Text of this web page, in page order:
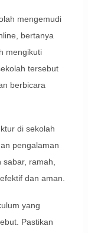
mengemudi
bertanya
mengikuti
tersebut
berbicara
di sekolah
pengalaman
ramah,
dan aman.
yang
Pastikan